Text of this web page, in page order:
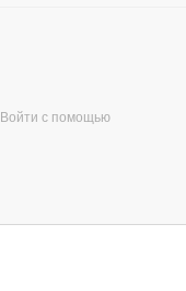
Войти с помощью